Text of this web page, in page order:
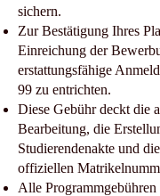
sichern.
Zur Bestätigung Ihres
Einreichung der
erstattungsfähige
99 zu entrichten.
Diese Gebühr deckt die
Bearbeitung, die
Studierendenakte und
offiziellen
Alle